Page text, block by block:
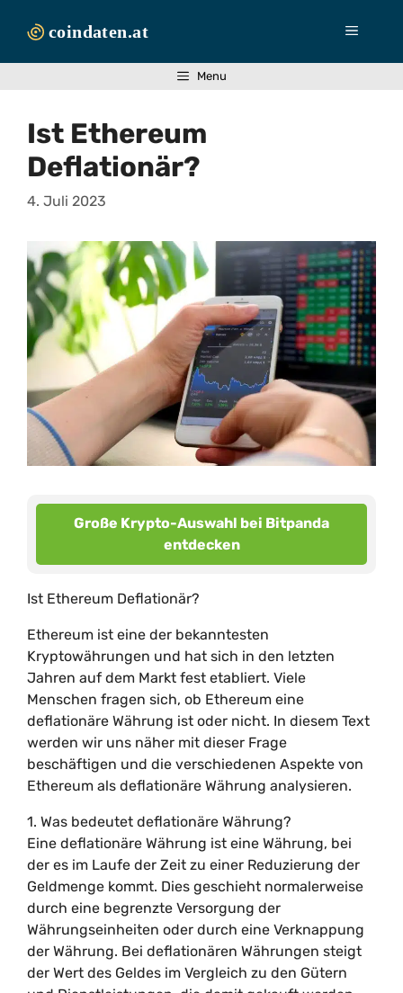
Inhalt
Menü
Menu
Ist Ethereum
Deflationär?
4. Juli 2023
Große Krypto-Auswahl bei Bitpanda
entdecken
Ist Ethereum Deflationär?
Ethereum ist eine der bekanntesten
Kryptowährungen und hat sich in den letzten
Jahren auf dem Markt fest etabliert. Viele
Menschen fragen sich, ob Ethereum eine
deflationäre Währung ist oder nicht. In diesem Text
werden wir uns näher mit dieser Frage
beschäftigen und die verschiedenen Aspekte von
Ethereum als deflationäre Währung analysieren.
1. Was bedeutet deflationäre Währung?
Eine deflationäre Währung ist eine Währung, bei
der es im Laufe der Zeit zu einer Reduzierung der
Geldmenge kommt. Dies geschieht normalerweise
durch eine begrenzte Versorgung der
Währungseinheiten oder durch eine Verknappung
der Währung. Bei deflationären Währungen steigt
der Wert des Geldes im Vergleich zu den Gütern